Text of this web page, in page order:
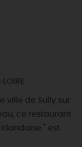
ville de Sully sur
ce restaurant
" est